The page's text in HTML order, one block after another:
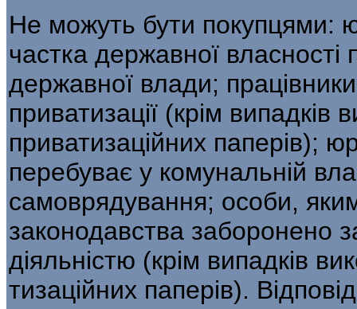
Не можуть бути покупцями:
частка державної
державної влади;
приватизації (крім випадків
приватизаційних паперів);
перебуває у комунальній
самоврядування; особи,
законодавства заборонено
діяльністю (крім випадків
тизаційних паперів).